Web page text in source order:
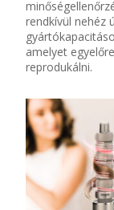
rendkívül nehéz
amelyet
reprodukálni.